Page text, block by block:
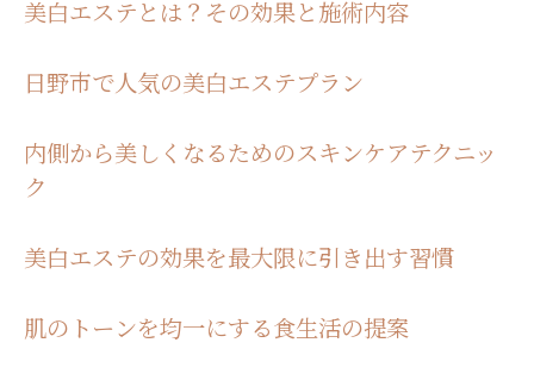
美白エステとは？その効果と施術内容
日野市で人気の美白エステプラン
内側から美しくなるためのスキンケアテクニッ
ク
美白エステの効果を最大限に引き出す習慣
肌のトーンを均一にする食生活の提案